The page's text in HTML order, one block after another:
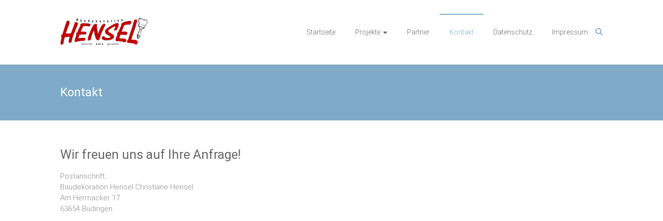
Baudekoration Hensel
Startseite Projekte Partner Kontakt Datenschutz Impressum
Kontakt
Wir freuen uns auf Ihre Anfrage!
Postanschrift:
Baudekoration Hensel Christiane Hensel
Am Herrnacker 17
63654 Büdingen